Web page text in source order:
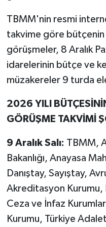
TBMM'nin resmi
takvime göre
görüşmeler, 8 Aralık
idarelerinin bütçe ve
müzakereler 9 turda
2026 YILI
GÖRÜŞME TAKVİMİ
9 Aralık Salı: TBMM,
Bakanlığı, Anayasa
Danıştay, Sayıştay,
Akreditasyon Kurumu,
Ceza ve İnfaz
Kurumu, Türkiye